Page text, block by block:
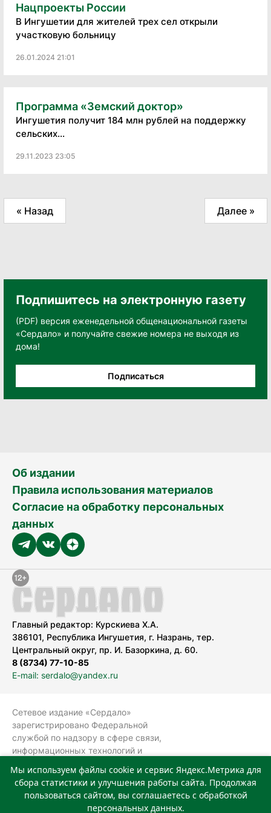
Нацпроекты России
В Ингушетии для жителей трех сел открыли
участковую больницу
26.01.2024 21:01
Программа «Земский доктор»
Ингушетия получит 184 млн рублей на поддержку
сельских...
29.11.2023 23:05
« Назад Далее »
Подпишитесь на электронную газету
(PDF) версия еженедельной общенациональной газеты
«Сердало» и получайте свежие номера не выходя из
дома!
Подписаться
Об издании
Правила использования материалов
Согласие на обработку персональных
данных
Главный редактор: Курскиева Х.А.
386101, Республика Ингушетия, г. Назрань, тер.
Центральный округ, пр. И. Базоркина, д. 60.
8 (8734) 77-10-85
E-mail: serdalo@yandex.ru
Сетевое издание «Сердало»
зарегистрировано Федеральной
службой по надзору в сфере связи,
информационных технологий и
(Роскомнадзор).
Реестровая запись СМИ: ЭЛ № ФС 77-
78323 от 15.05.2020 г. Учредитель:
Мы используем файлы cookie и сервис Яндекс.Метрика для
сбора статистики и улучшения работы сайта. Продолжая
пользоваться сайтом, вы соглашаетесь с обработкой
персональных данных.